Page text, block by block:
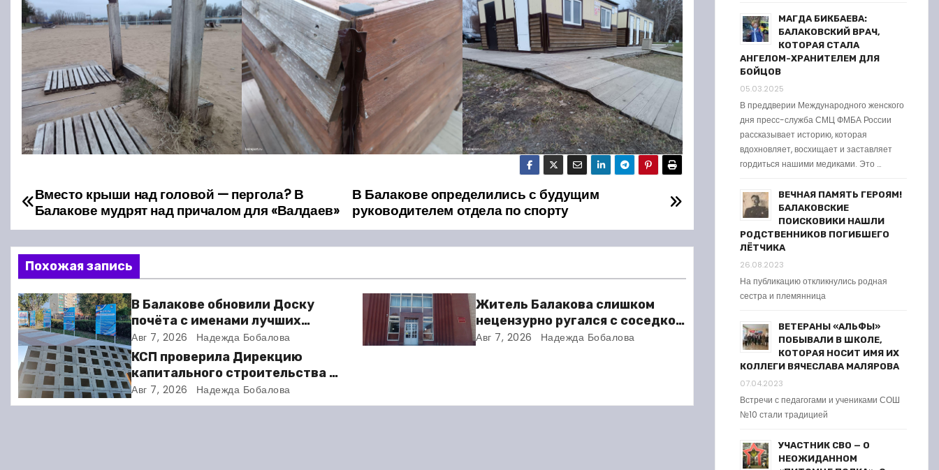
Н
а
в
и
г
а
ц
и
В Балакове определились с будущим
руководителем отдела по спорту
Вместо крыши над головой — пергола? В
Балакове мудрят над причалом для «Валдаев»
Похожая запись
В Балакове обновили Доску
почёта с именами лучших
спортсменов. Фото
Авг 7, 2026 Надежда Бобалова
Житель Балакова слишком
нецензурно ругался с соседкой
и получил двое суток ареста
Авг 7, 2026 Надежда Бобалова
КСП проверила Дирекцию
капитального строительства в
Балакове и нашла множество
нарушений
Авг 7, 2026 Надежда Бобалова
МАГДА БИКБАЕВА:
БАЛАКОВСКИЙ ВРАЧ,
КОТОРАЯ СТАЛА
АНГЕЛОМ-ХРАНИТЕЛЕМ ДЛЯ
БОЙЦОВ
05.03.2025
В преддверии Международного женского
дня пресс-служба СМЦ ФМБА России
рассказывает историю, которая
вдохновляет, восхищает и заставляет
гордиться нашими медиками. Это …
ВЕЧНАЯ ПАМЯТЬ ГЕРОЯМ!
БАЛАКОВСКИЕ
ПОИСКОВИКИ НАШЛИ
РОДСТВЕННИКОВ ПОГИБШЕГО
ЛЁТЧИКА
26.08.2023
На публикацию откликнулись родная
сестра и племянница
ВЕТЕРАНЫ «АЛЬФЫ»
ПОБЫВАЛИ В ШКОЛЕ,
КОТОРАЯ НОСИТ ИМЯ ИХ
КОЛЛЕГИ ВЯЧЕСЛАВА МАЛЯРОВА
07.04.2023
Встречи с педагогами и учениками СОШ
№10 стали традицией
УЧАСТНИК СВО — О
НЕОЖИДАННОМ